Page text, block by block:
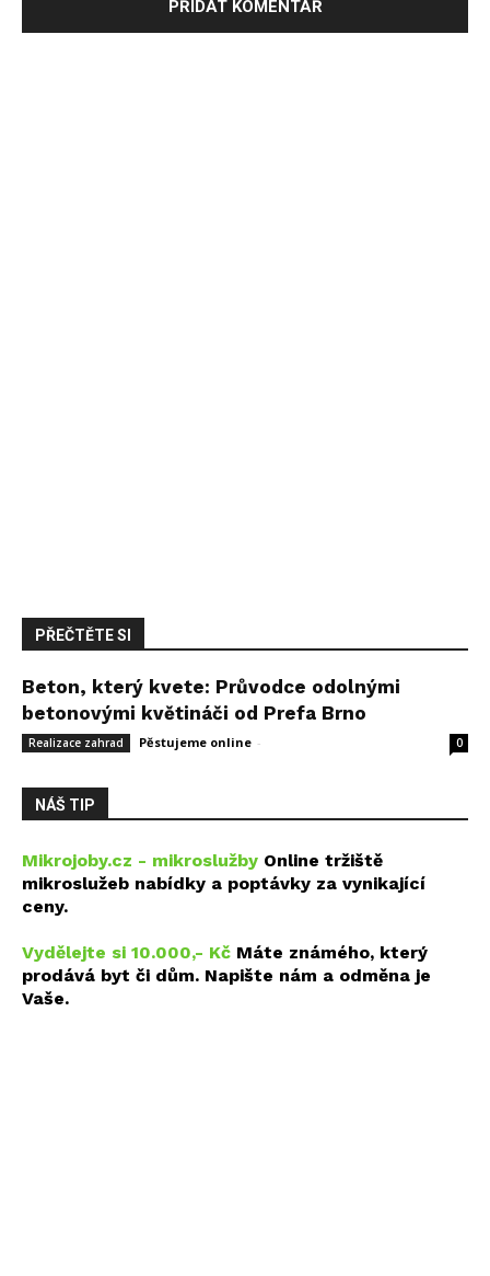
PŘEČTĚTE SI
Beton, který kvete: Průvodce odolnými
betonovými květináči od Prefa Brno
Realizace zahrad Pěstujeme online - 0
NÁŠ TIP
Mikrojoby.cz - mikroslužby Online tržiště
mikroslužeb nabídky a poptávky za vynikající
ceny.
Vydělejte si 10.000,- Kč Máte známého, který
prodává byt či dům. Napište nám a odměna je
Vaše.